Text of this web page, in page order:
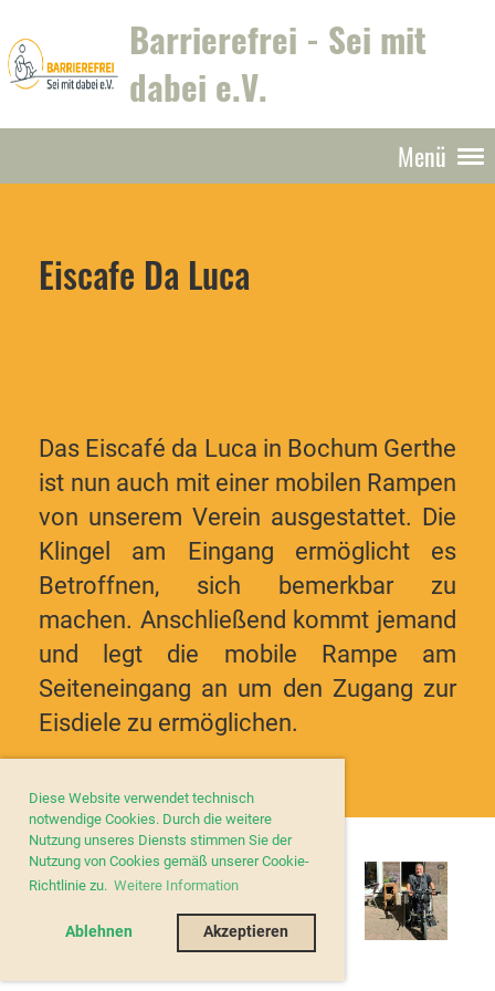
Diese Website verwendet technisch
notwendige Cookies. Durch die weitere
Nutzung unseres Diensts stimmen Sie der
Nutzung von Cookies gemäß unserer Cookie-
Richtlinie zu. Weitere Information
Ablehnen Akzeptieren
Barrierefrei - Sei mit
dabei e.V.
Menü
Eiscafe Da Luca
Das Eiscafé da Luca in Bochum Gerthe
ist nun auch mit einer mobilen Rampen
von unserem Verein ausgestattet. Die
Klingel am Eingang ermöglicht es
Betroffnen, sich bemerkbar zu
machen. Anschließend kommt jemand
und legt die mobile Rampe am
Seiteneingang an um den Zugang zur
Eisdiele zu ermöglichen.